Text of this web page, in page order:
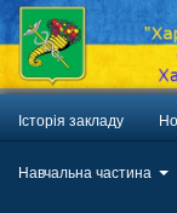
Історія закладу
Навчальна частина